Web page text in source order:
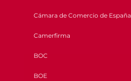
Cámara de Comercio de España
Camerfirma
BOC
BOE